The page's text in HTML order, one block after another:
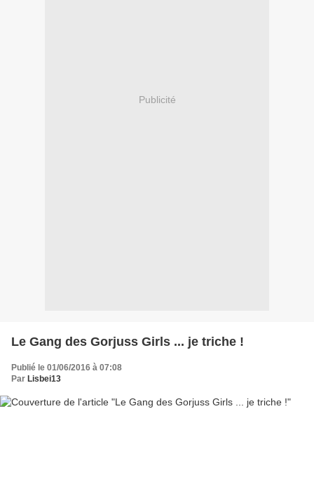
Publicité
Le Gang des Gorjuss Girls ... je triche !
Publié le 01/06/2016 à 07:08
Par Lisbei13